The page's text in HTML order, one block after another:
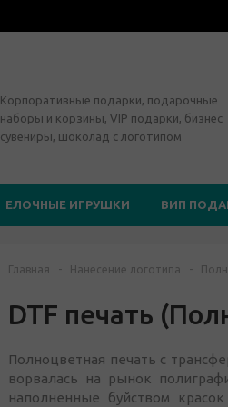
Корпоративные подарки, подарочные
наборы и корзины, VIP подарки, бизнес
сувениры, шоколад с логотипом
ЕЛОЧНЫЕ ИГРУШКИ ВИП
Главная - Нанесение логотипа -
DTF печать
Полноцветная печать с
ворвалась на рынок
наполненные буйством